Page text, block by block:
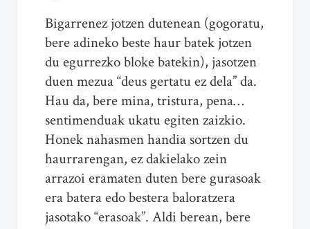
Bigarrenez jotzen dutenean (gogoratu,
bere adineko beste haur batek jotzen
du egurrezko bloke batekin), jasotzen
duen mezua “deus gertatu ez dela” da.
Hau da, bere mina, tristura, pena…
sentimenduak ukatu egiten zaizkio.
Honek nahasmen handia sortzen du
haurrarengan, ez dakielako zein
arrazoi eramaten duten bere gurasoak
era batera edo bestera baloratzera
jasotako “erasoak”. Aldi berean, bere